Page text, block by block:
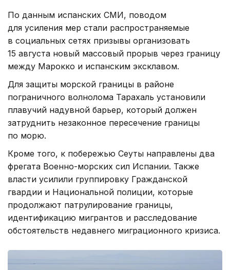
По данным испанских СМИ, поводом
для усиления мер стали распространяемые
в социальных сетях призывы организовать
15 августа новый массовый прорыв через границу
между Марокко и испанским эксклавом.
Для защиты морской границы в районе
пограничного волнолома Тарахаль установили
плавучий надувной барьер, который должен
затруднить незаконное пересечение границы
по морю.
Кроме того, к побережью Сеуты направлены два
фрегата Военно-морских сил Испании. Также
власти усилили группировку Гражданской
гвардии и Национальной полиции, которые
продолжают патрулирование границы,
идентификацию мигрантов и расследование
обстоятельств недавнего миграционного кризиса.